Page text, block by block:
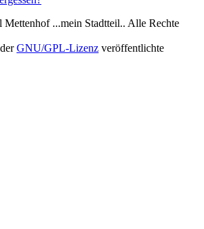
...mein Stadtteil.. Alle Rechte
GNU/GPL-Lizenz veröffentlichte